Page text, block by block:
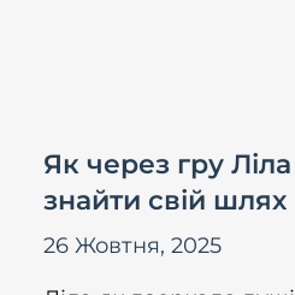
Як через гру
знайти свій
26 Жовтня, 2025